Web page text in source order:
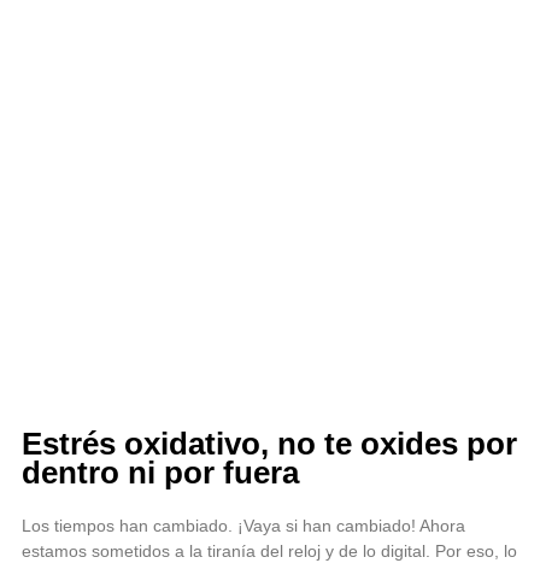
Estrés oxidativo, no te oxides por
dentro ni por fuera
Los tiempos han cambiado. ¡Vaya si han cambiado! Ahora
estamos sometidos a la tiranía del reloj y de lo digital. Por eso, lo